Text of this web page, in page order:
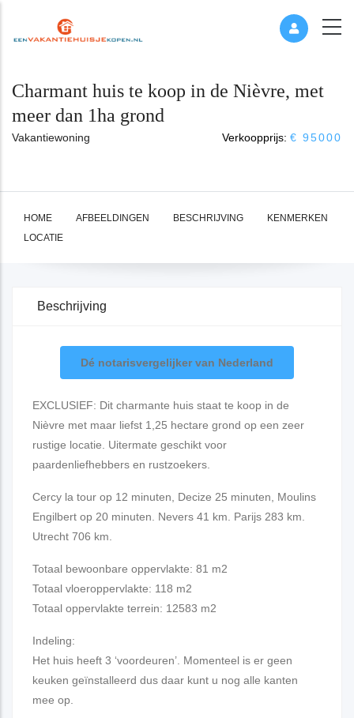
Charmant huis te koop in de Nièvre, met
meer dan 1ha grond
Vakantiewoning Verkoopprijs: € 95000
HOME AFBEELDINGEN BESCHRIJVING
KENMERKEN
LOCATIE
Beschrijving
Dé notarisvergelijker van Nederland
EXCLUSIEF: Dit charmante huis staat te koop in de
Nièvre met maar liefst 1,25 hectare grond op een zeer
rustige locatie. Uitermate geschikt voor
paardenliefhebbers en rustzoekers.
Cercy la tour op 12 minuten, Decize 25 minuten, Moulins
Engilbert op 20 minuten. Nevers 41 km. Parijs 283 km.
Utrecht 706 km.
Totaal bewoonbare oppervlakte: 81 m2
Totaal vloeroppervlakte: 118 m2
Totaal oppervlakte terrein: 12583 m2
Indeling:
Het huis heeft 3 ‘voordeuren’. Momenteel is er geen
keuken geïnstalleerd dus daar kunt u nog alle kanten
mee op.